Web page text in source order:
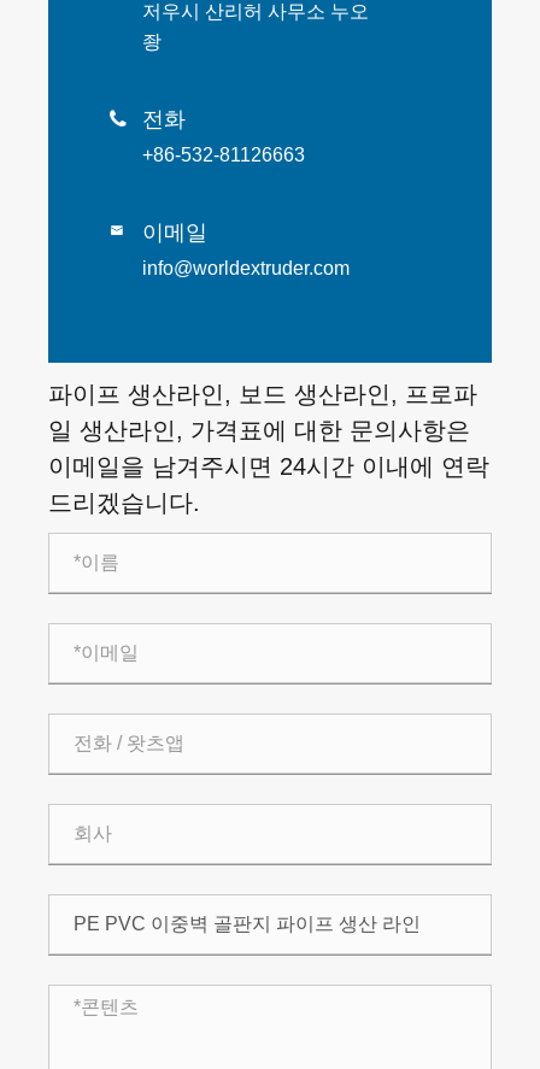
저우시 산리허 사무소 누오
좡
 전화
+86-532-81126663
 이메일
info@worldextruder.com
파이프 생산라인, 보드 생산라인, 프로파
일 생산라인, 가격표에 대한 문의사항은
이메일을 남겨주시면 24시간 이내에 연락
드리겠습니다.